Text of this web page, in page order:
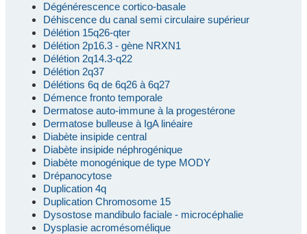
Dégénérescence cortico-basale
Déhiscence du canal semi circulaire supérieur
Délétion 15q26-qter
Délétion 2p16.3 - gène NRXN1
Délétion 2q14.3-q22
Délétion 2q37
Délétions 6q de 6q26 à 6q27
Démence fronto temporale
Dermatose auto-immune à la progestérone
Dermatose bulleuse à IgA linéaire
Diabète insipide central
Diabète insipide néphrogénique
Diabète monogénique de type MODY
Drépanocytose
Duplication 4q
Duplication Chromosome 15
Dysostose mandibulo faciale - microcéphalie
Dysplasie acromésomélique